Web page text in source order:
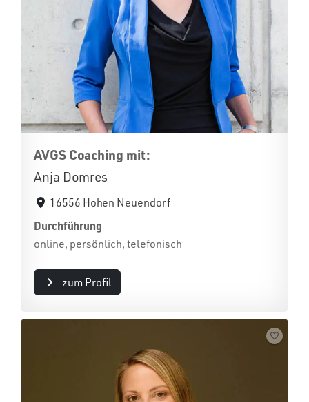
AVGS Coaching mit:
Anja Domres
16556 Hohen Neuendorf
Durchführung
online, persönlich, telefonisch
zum Profil